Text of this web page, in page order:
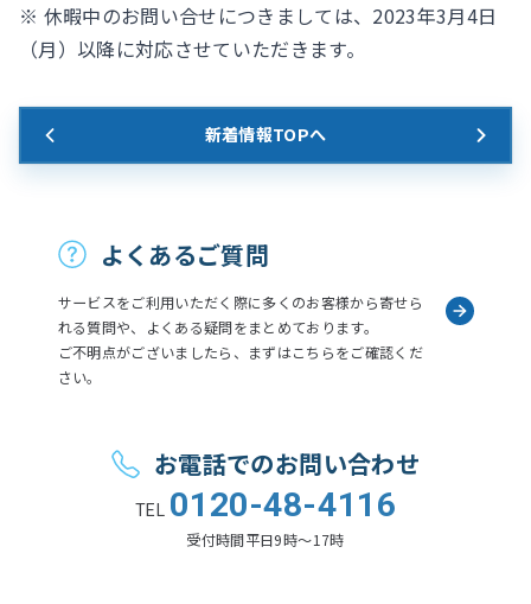
※ 休暇中のお問い合せにつきましては、2023年3月4日
（月）以降に対応させていただきます。
新着情報TOPへ
よくあるご質問
サービスをご利用いただく際に多くのお客様から寄せら
れる質問や、よくある疑問をまとめております。
ご不明点がございましたら、まずはこちらをご確認くだ
さい。
お電話でのお問い合わせ
TEL 0120-48-4116
受付時間平日9時〜17時